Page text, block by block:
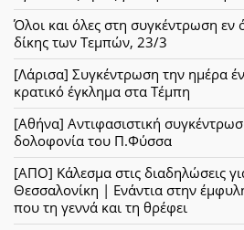
Όλοι και όλες στη συγκέντρωση εν
δίκης των Τεμπών, 23/3
[Λάρισα] Συγκέντρωση την ημέρα
κρατικό έγκλημα στα Τέμπη
[Αθήνα] Αντιφασιστική
δολοφονία του Π.Φύσσα
[ΑΠΟ] Κάλεσμα στις διαδηλώσεις
Θεσσαλονίκη | Ενάντια στην
που τη γεννά και τη θρέφει